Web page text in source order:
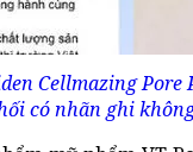
Cellmazing
có nhãn ghi